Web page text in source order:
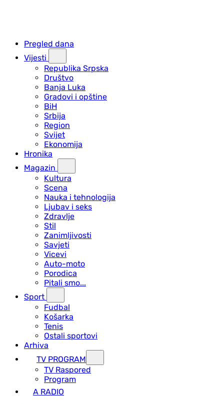
Pregled dana
Vijesti
Republika Srpska
Društvo
Banja Luka
Gradovi i opštine
BiH
Srbija
Region
Svijet
Ekonomija
Hronika
Magazin
Kultura
Scena
Nauka i tehnologija
Ljubav i seks
Zdravlje
Stil
Zanimljivosti
Savjeti
Vicevi
Auto-moto
Porodica
Pitali smo...
Sport
Fudbal
Košarka
Tenis
Ostali sportovi
Arhiva
TV PROGRAM
ТV Raspored
Program
A RADIO